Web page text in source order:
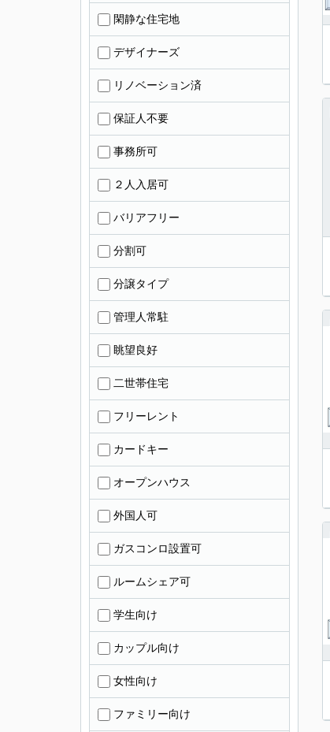
閑静な住宅地
デザイナーズ
リノベーション済
保証人不要
事務所可
２人入居可
バリアフリー
分割可
分譲タイプ
管理人常駐
眺望良好
二世帯住宅
フリーレント
カードキー
オープンハウス
外国人可
ガスコンロ設置可
ルームシェア可
学生向け
カップル向け
女性向け
ファミリー向け